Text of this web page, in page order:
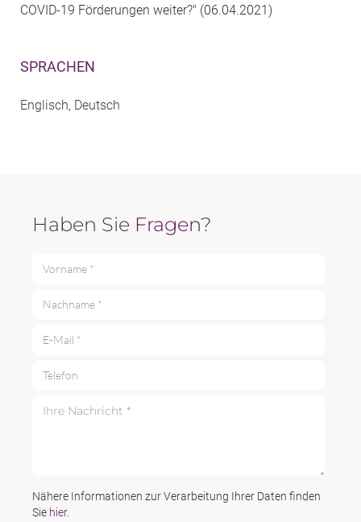
COVID-19 Förderungen weiter?" (06.04.2021)
SPRACHEN
Englisch, Deutsch
Haben Sie Fragen?
Nähere Informationen zur Verarbeitung Ihrer Daten finden
Sie hier.